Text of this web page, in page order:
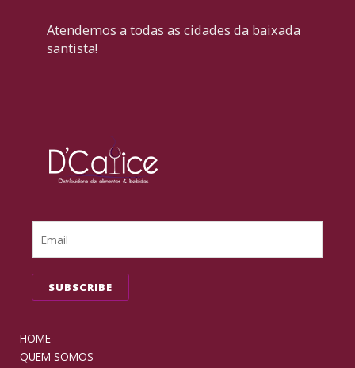
Atendemos a todas as cidades da baixada
santista!
SUBSCRIBE
HOME
QUEM SOMOS